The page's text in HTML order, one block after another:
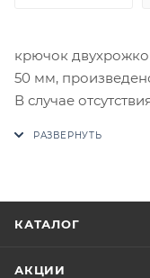
крючок
50 мм,
В случае
КАТАЛОГ
АКЦИИ